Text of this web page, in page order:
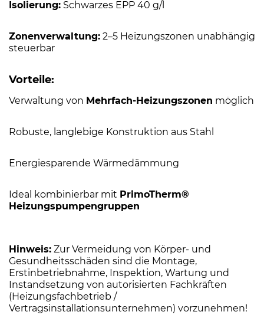
Isolierung: Schwarzes EPP 40 g/l
Zonenverwaltung: 2–5 Heizungszonen unabhängig
steuerbar
Vorteile:
Verwaltung von Mehrfach-Heizungszonen möglich
Robuste, langlebige Konstruktion aus Stahl
Energiesparende Wärmedämmung
Ideal kombinierbar mit PrimoTherm®
Heizungspumpengruppen
Hinweis: Zur Vermeidung von Körper- und
Gesundheitsschäden sind die Montage,
Erstinbetriebnahme, Inspektion, Wartung und
Instandsetzung von autorisierten Fachkräften
(Heizungsfachbetrieb /
Vertragsinstallationsunternehmen) vorzunehmen!